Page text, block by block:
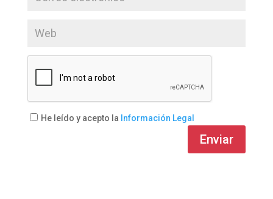
He leído y acepto la Información Legal
Enviar